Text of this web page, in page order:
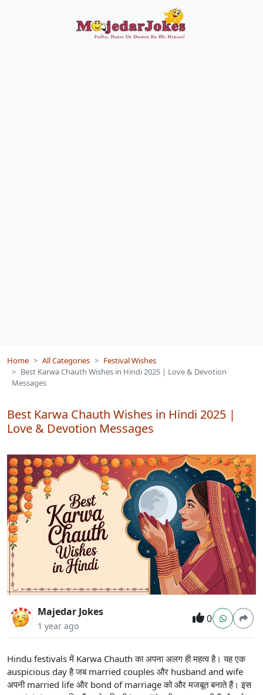
Home All Categories
Festival Wishes
Best Karwa Chauth Wishes in Hindi 2025 | Love & Devotion
Messages
Best Karwa Chauth Wishes in Hindi 2025 |
Love & Devotion Messages
Majedar Jokes
1 year ago
0
Hindu festivals में Karwa Chauth का अपना अलग ही महत्व है। यह एक
auspicious day है जब married couples और husband and wife
अपनी married life और bond of marriage को और मजबूत बनाते हैं। इस